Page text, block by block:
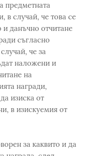
предметната
в случай, че това се
и данъчно отчитане
съгласно
че за
наложени и
на
награди,
изиска от
в изискуемия от
за каквито и да